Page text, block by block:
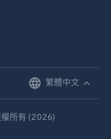
繁體中文
所有 (2026)